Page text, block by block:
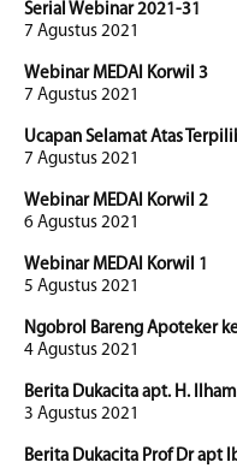
Serial Webinar 2021-31
7 Agustus 2021
Webinar MEDAI Korwil 3
7 Agustus 2021
Ucapan Selamat Atas
7 Agustus 2021
Webinar MEDAI Korwil 2
6 Agustus 2021
Webinar MEDAI Korwil 1
5 Agustus 2021
Ngobrol Bareng Apoteker
4 Agustus 2021
Berita Dukacita apt. H. Ilham
3 Agustus 2021
Berita Dukacita Prof Dr apt